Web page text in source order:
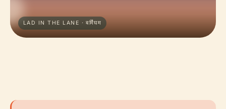
LAD IN THE LANE · बर्मिंघम